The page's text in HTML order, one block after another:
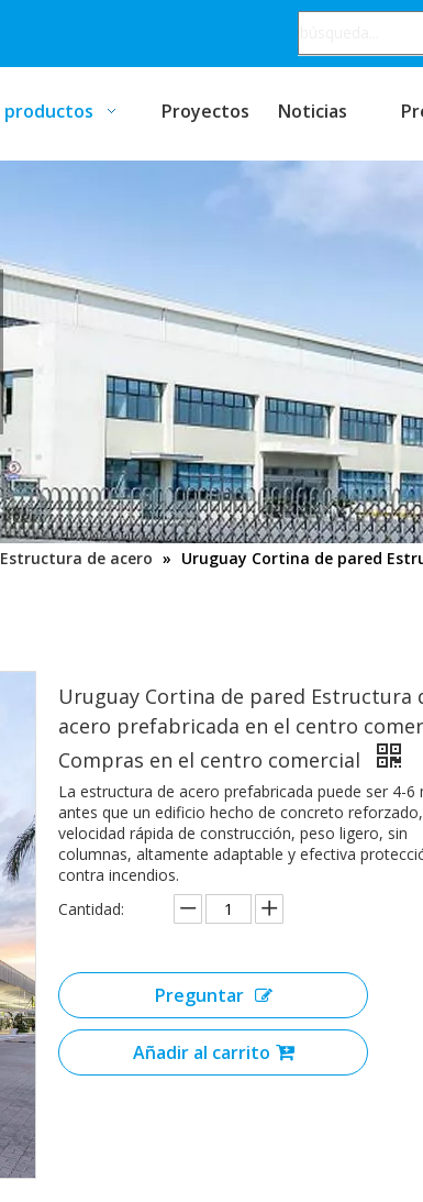
productos Proyectos Noticias
Estructura de acero » Uruguay Cortina de pared
Uruguay Cortina de pared Estructura
acero prefabricada en el centro
Compras en el centro comercial
La estructura de acero prefabricada puede ser 4-6
antes que un edificio hecho de concreto
velocidad rápida de construcción, peso ligero, sin
columnas, altamente adaptable y efectiva
contra incendios.
Cantidad:
Preguntar
Añadir al carrito